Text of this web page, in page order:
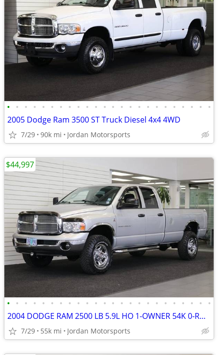
• • • • • • • • • • • • • • • • • • • • • • • •
2005 Dodge Ram 3500 ST Truck Diesel 4x4 4WD
7/29 90k mi Jordan Motorsports
• • • • • • • • • • • • • • • • • • • • • • • •
2004 DODGE RAM 2500 LB 5.9L HO 1-OWNER 54K 0-RUST 3500 2005 2006 2007
7/29 55k mi Jordan Motorsports
$44,997